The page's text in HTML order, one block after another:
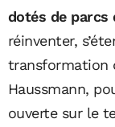
dotés de parcs
réinventer,
transformation
Haussmann,
ouverte sur le